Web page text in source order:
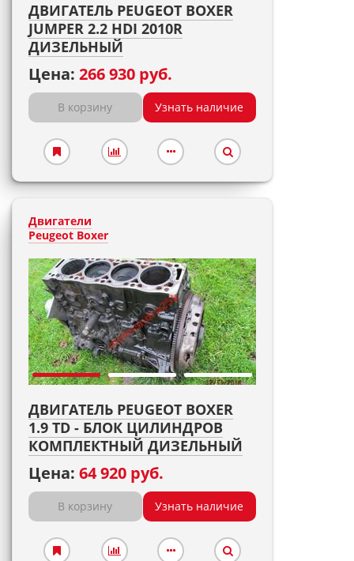
ДВИГАТЕЛЬ PEUGEOT BOXER
JUMPER 2.2 HDI 2010R
ДИЗЕЛЬНЫЙ
Цена: 266 930 руб.
В корзину Узнать наличие
Двигатели
Peugeot Boxer
ДВИГАТЕЛЬ PEUGEOT BOXER
1.9 TD - БЛОК ЦИЛИНДРОВ
КОМПЛЕКТНЫЙ ДИЗЕЛЬНЫЙ
Цена: 64 920 руб.
В корзину Узнать наличие